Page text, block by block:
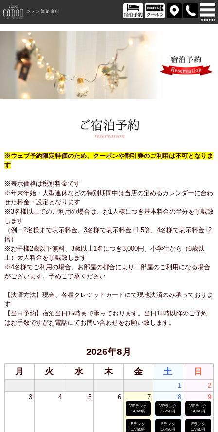
※ウェブ予約限定特価のため、クーポンや割引券のご利用は不可となりま
す
※表示価格は税別料金です
※年末年始・大型連休などの特別期間中は当店の定めるカレンダーに合わ
せた料金・設定となります
※3名様以上でのご利用の場合は、お1人様につき基本料金の半分を頂戴致
します
（例：2名様まで表示料金、3名様で表示料金+1.5倍、4名様で表示料金+2
倍）
※お子様2歳以下無料、3歳以上1名につき3,000円、小学生から（6歳以
上）大人料金を頂戴致します
※4名様でご利用の場合、お部屋の都合により二部屋のご利用になる場合
がございます。予めご了承ください
【決済方法】現金、各種クレジットカードにて現地決済のみ承っておりま
す
【当日予約】宿泊当日15時まで承っております。当日15時以降のご予約
はお手数ですがお電話にてお問い合わせをお願い致します。
2026年8月
月 火 水 木 金 土 日
1
2
3
4 5 6 7
VIPランク
19,480円
Eランク
17,480円
8
VIPランク
19,480円
Eランク
17,480円
9
VIPランク
19,480円
Eランク
17,480円